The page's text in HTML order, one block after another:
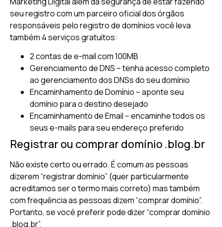
seu registro com um parceiro oficial dos órgãos
responsáveis pelo registro de domínios você leva
também 4 serviços gratuitos:
2 contas de e-mail com 100MB
Gerenciamento de DNS – tenha acesso completo
ao gerenciamento dos DNSs do seu domínio
Encaminhamento de Domínio – aponte seu
domínio para o destino desejado
Encaminhamento de Email – encaminhe todos os
seus e-mails para seu endereço preferido
Registrar ou comprar domínio .blog.br
Não existe certo ou errado. É comum as pessoas
dizerem “registrar domínio” (quer particularmente
acreditamos ser o termo mais correto) mas também
com frequência as pessoas dizem “comprar domínio”.
Portanto, se você preferir pode dizer “comprar domínio
.blog.br”.